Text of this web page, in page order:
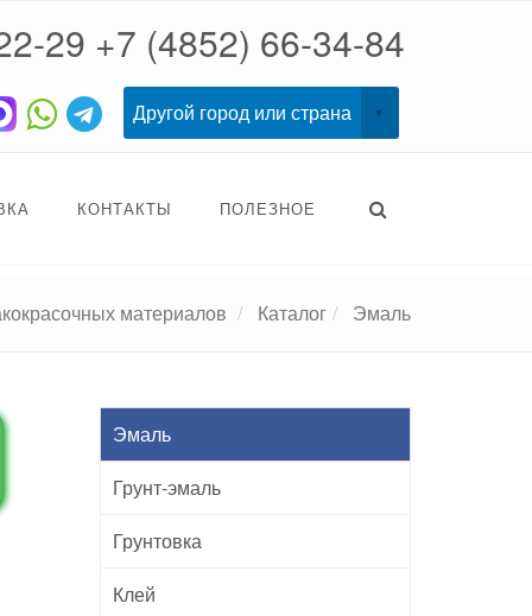
29 +7 (4852) 66-34-84
КОНТАКТЫ ПОЛЕЗНОЕ
материалов Каталог Эмаль
Эмаль
Грунт-эмаль
Грунтовка
Клей